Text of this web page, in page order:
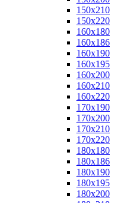
150x210
150x220
160x180
160x186
160x190
160x195
160x200
160x210
160x220
170x190
170x200
170x210
170x220
180x180
180x186
180x190
180x195
180x200